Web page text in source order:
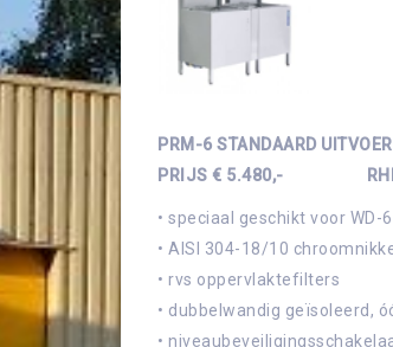
PRM-6 STANDAARD
PRIJS € 5.480,-
• speciaal geschikt voor WD-6
• AISI 304-18/10
• rvs oppervlaktefilters
• dubbelwandig geïsoleerd,
•